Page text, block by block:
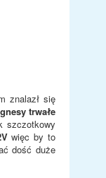
znalazł się
trwałe
szczotkowy
więc by to
dość duże